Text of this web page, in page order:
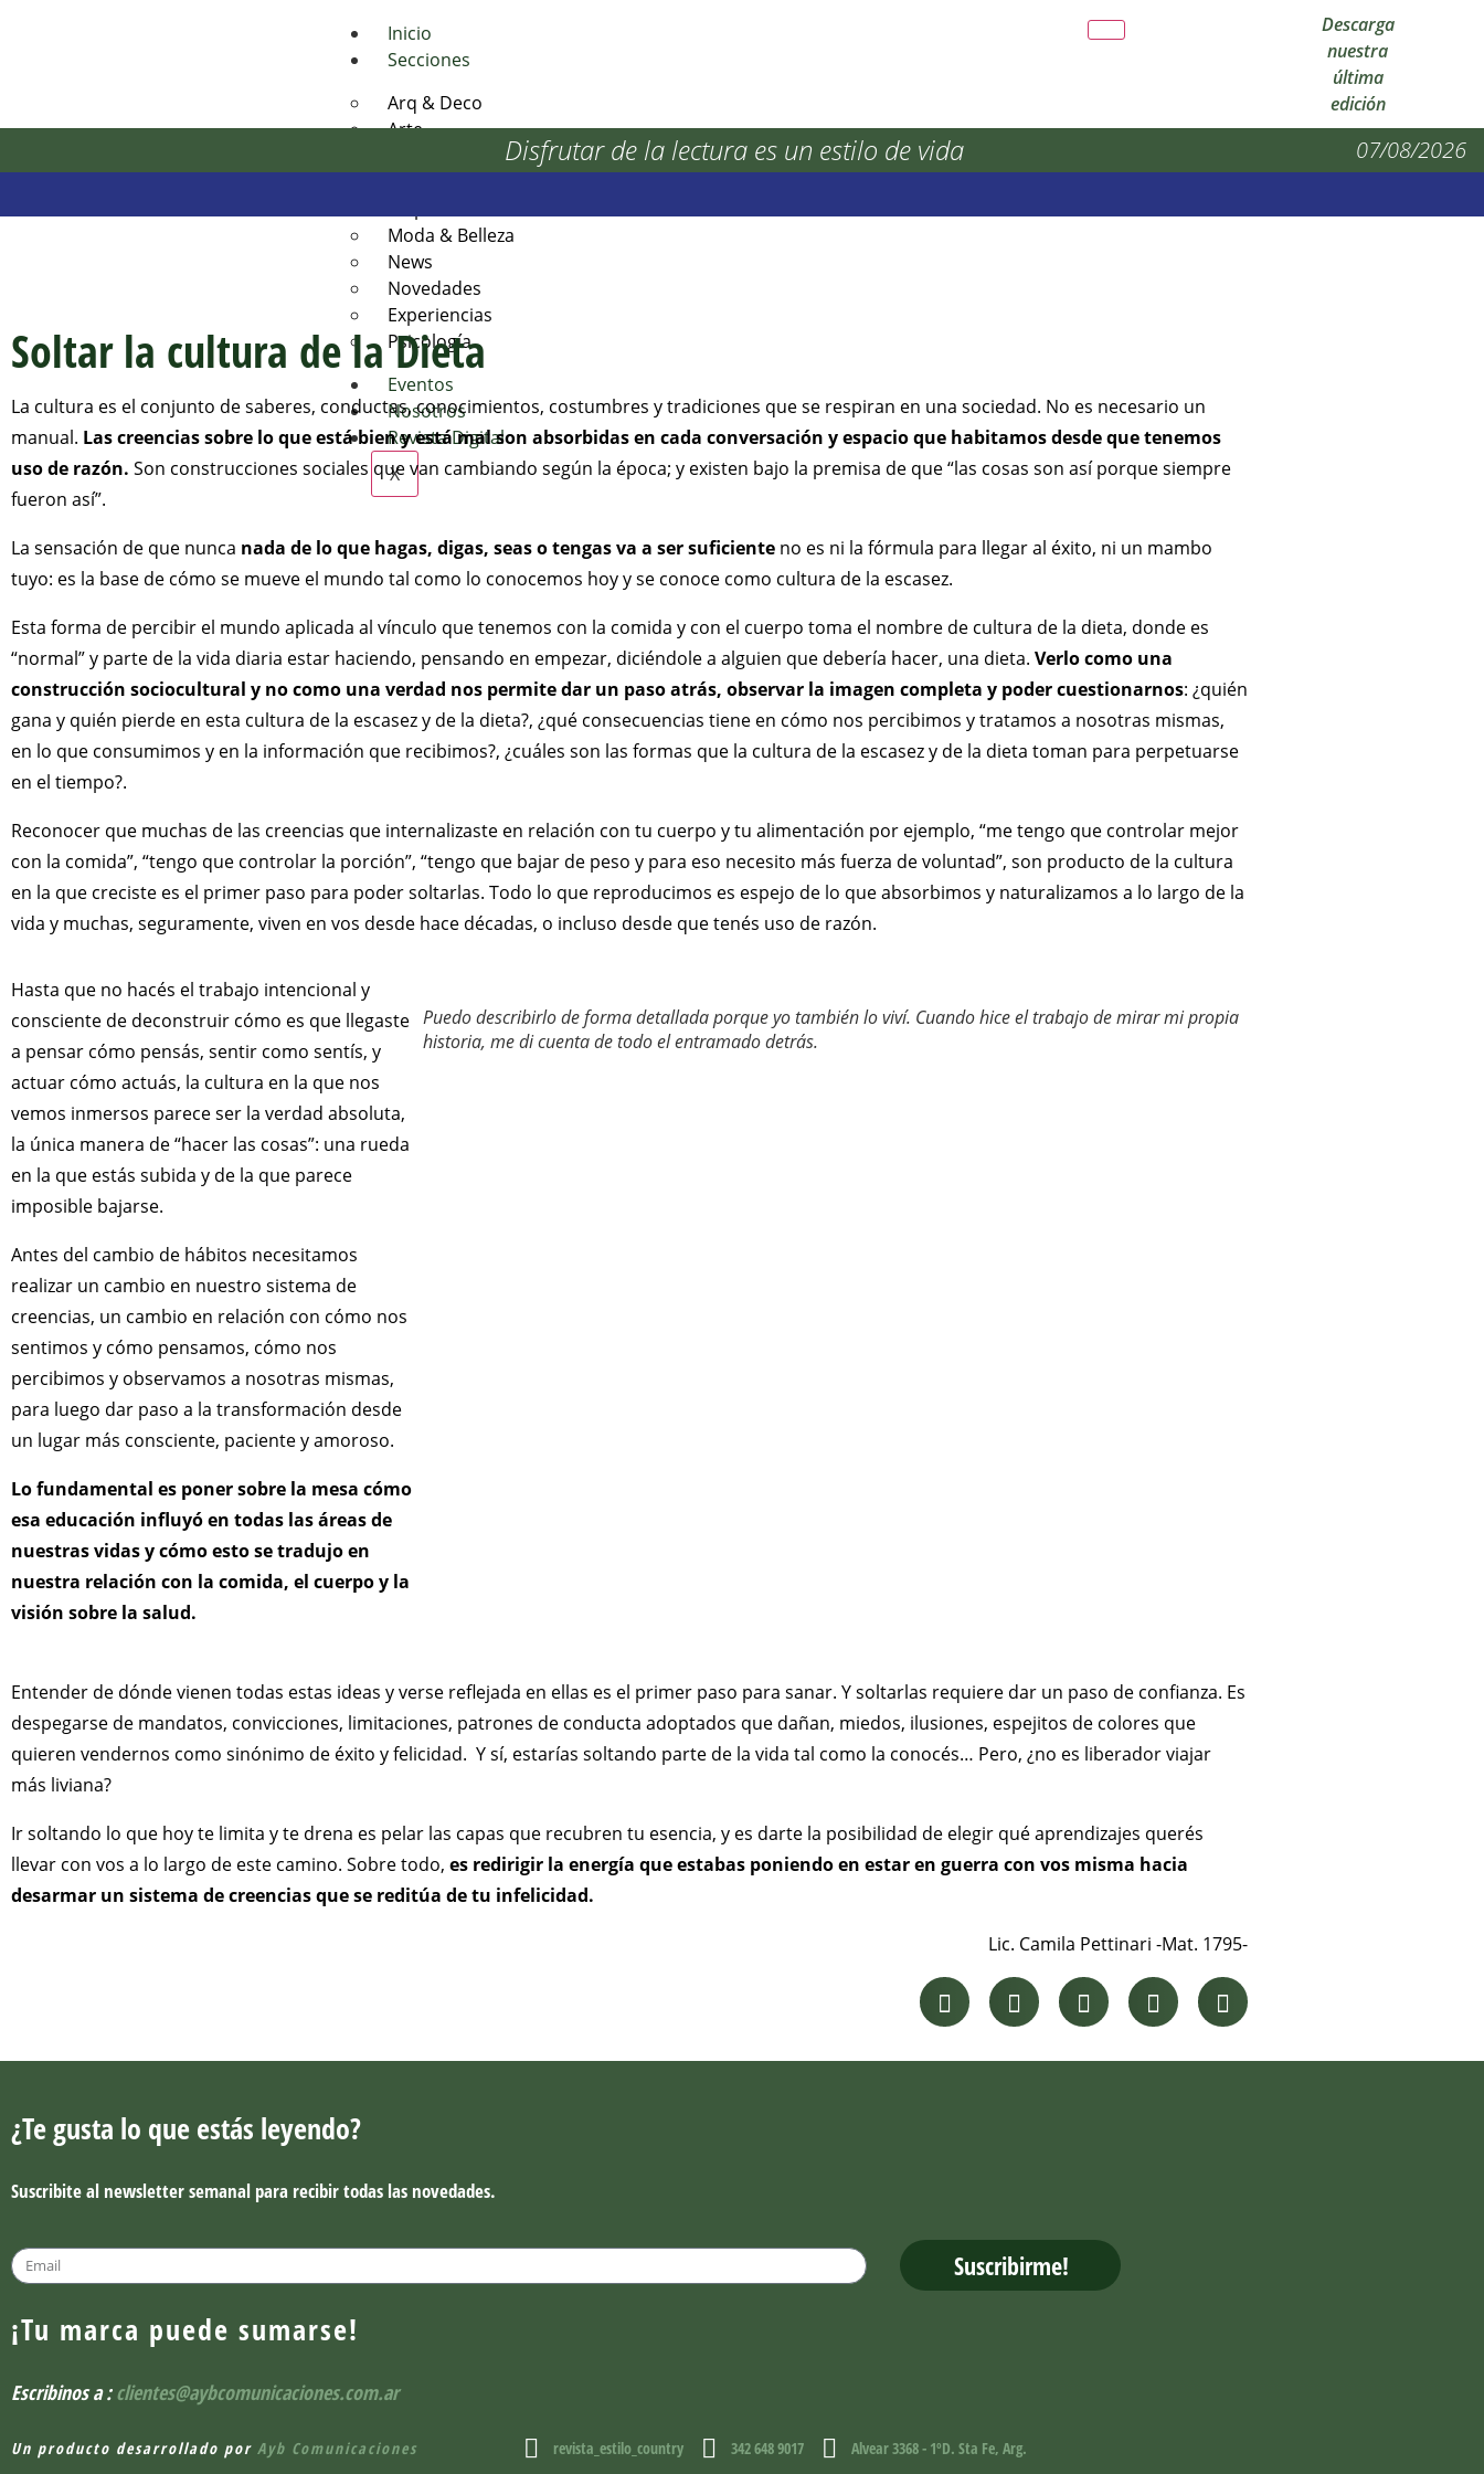
Inicio
Secciones
Arq & Deco
Arte
Moda & Belleza
News
Novedades
Experiencias
Psicología
Eventos
Nosotros
Revista Digital
X
Descarga
nuestra
última
edición
Disfrutar de la lectura es un estilo de vida 07/08/2026
Soltar la cultura de la Dieta
La cultura es el conjunto de saberes, conductas, conocimientos, costumbres y tradiciones que se respiran en una sociedad. No es necesario un
manual. Las creencias sobre lo que está bien y está mal son absorbidas en cada conversación y espacio que habitamos desde que tenemos
uso de razón. Son construcciones sociales que van cambiando según la época; y existen bajo la premisa de que “las cosas son así porque siempre
fueron así”.
La sensación de que nunca nada de lo que hagas, digas, seas o tengas va a ser suficiente no es ni la fórmula para llegar al éxito, ni un mambo
tuyo: es la base de cómo se mueve el mundo tal como lo conocemos hoy y se conoce como cultura de la escasez.
Esta forma de percibir el mundo aplicada al vínculo que tenemos con la comida y con el cuerpo toma el nombre de cultura de la dieta, donde es
“normal” y parte de la vida diaria estar haciendo, pensando en empezar, diciéndole a alguien que debería hacer, una dieta. Verlo como una
construcción sociocultural y no como una verdad nos permite dar un paso atrás, observar la imagen completa y poder cuestionarnos: ¿quién
gana y quién pierde en esta cultura de la escasez y de la dieta?, ¿qué consecuencias tiene en cómo nos percibimos y tratamos a nosotras mismas,
en lo que consumimos y en la información que recibimos?, ¿cuáles son las formas que la cultura de la escasez y de la dieta toman para perpetuarse
en el tiempo?.
Reconocer que muchas de las creencias que internalizaste en relación con tu cuerpo y tu alimentación por ejemplo, “me tengo que controlar mejor
con la comida”, “tengo que controlar la porción”, “tengo que bajar de peso y para eso necesito más fuerza de voluntad”, son producto de la cultura
en la que creciste es el primer paso para poder soltarlas. Todo lo que reproducimos es espejo de lo que absorbimos y naturalizamos a lo largo de la
vida y muchas, seguramente, viven en vos desde hace décadas, o incluso desde que tenés uso de razón.
Hasta que no hacés el trabajo intencional y
consciente de deconstruir cómo es que llegaste
a pensar cómo pensás, sentir como sentís, y
actuar cómo actuás, la cultura en la que nos
vemos inmersos parece ser la verdad absoluta,
la única manera de “hacer las cosas”: una rueda
en la que estás subida y de la que parece
imposible bajarse.
Antes del cambio de hábitos necesitamos
realizar un cambio en nuestro sistema de
creencias, un cambio en relación con cómo nos
sentimos y cómo pensamos, cómo nos
percibimos y observamos a nosotras mismas,
para luego dar paso a la transformación desde
un lugar más consciente, paciente y amoroso.
Lo fundamental es poner sobre la mesa cómo
esa educación influyó en todas las áreas de
nuestras vidas y cómo esto se tradujo en
nuestra relación con la comida, el cuerpo y la
visión sobre la salud.
Puedo describirlo de forma detallada porque yo también lo viví. Cuando hice el trabajo de mirar mi propia
historia, me di cuenta de todo el entramado detrás.
Entender de dónde vienen todas estas ideas y verse reflejada en ellas es el primer paso para sanar. Y soltarlas requiere dar un paso de confianza. Es
despegarse de mandatos, convicciones, limitaciones, patrones de conducta adoptados que dañan, miedos, ilusiones, espejitos de colores que
quieren vendernos como sinónimo de éxito y felicidad. Y sí, estarías soltando parte de la vida tal como la conocés… Pero, ¿no es liberador viajar
más liviana?
Ir soltando lo que hoy te limita y te drena es pelar las capas que recubren tu esencia, y es darte la posibilidad de elegir qué aprendizajes querés
llevar con vos a lo largo de este camino. Sobre todo, es redirigir la energía que estabas poniendo en estar en guerra con vos misma hacia
desarmar un sistema de creencias que se reditúa de tu infelicidad.
Lic. Camila Pettinari -Mat. 1795-
¿Te gusta lo que estás leyendo?
Suscribite al newsletter semanal para recibir todas las novedades.
Suscribirme!
¡Tu marca puede sumarse!
Escribinos a :clientes@aybcomunicaciones.com.ar
Un producto desarrollado por Ayb Comunicaciones revista_estilo_country 342 648 9017 Alvear 3368 - 1ºD. Sta Fe, Arg.